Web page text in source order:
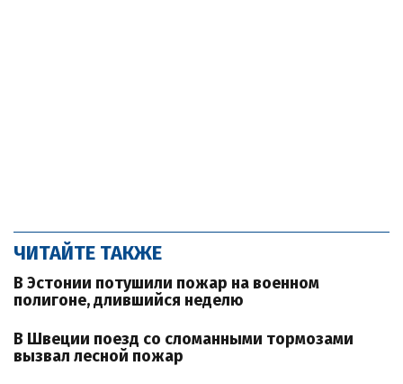
ЧИТАЙТЕ ТАКЖЕ
В Эстонии потушили пожар на военном
полигоне, длившийся неделю
В Швеции поезд со сломанными тормозами
вызвал лесной пожар